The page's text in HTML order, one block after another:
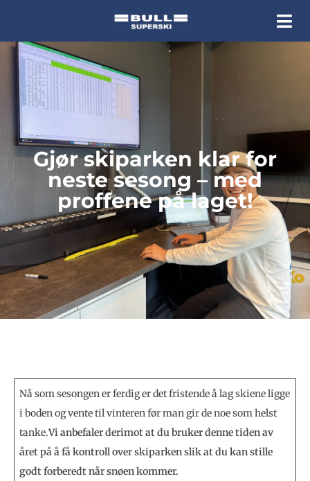
Gjør skiparken klar for
neste sesong – med
proffene på laget!
Nå som sesongen er ferdig er det fristende å lag skiene ligge
i boden og vente til vinteren før man gir de noe som helst
tanke.Vi anbefaler derimot at du bruker denne tiden av
året på å få kontroll over skiparken slik at du kan stille
godt forberedt når snøen kommer.